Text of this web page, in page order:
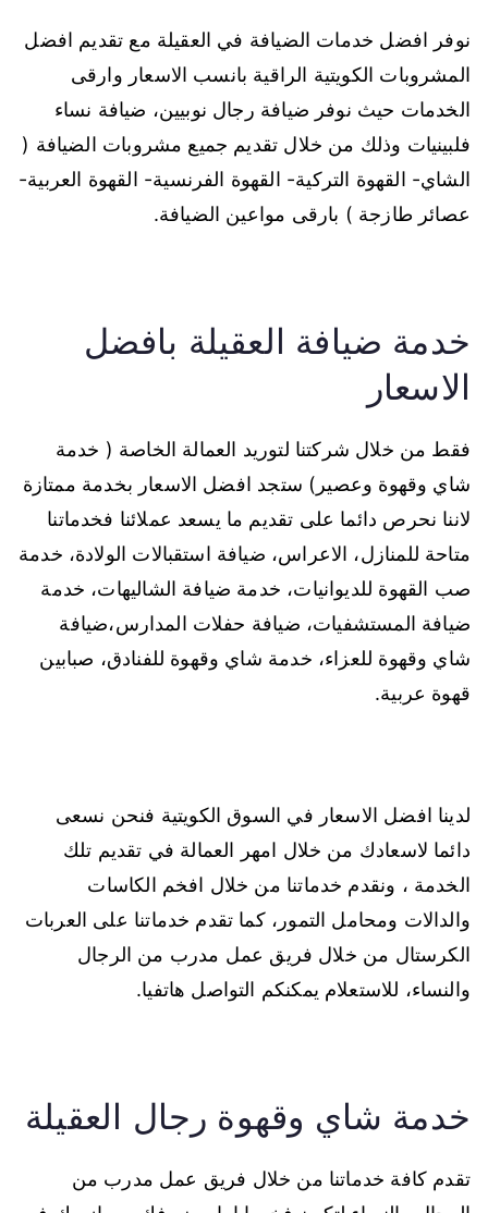
نوفر افضل خدمات الضيافة في العقيلة مع تقديم افضل
المشروبات الكويتية الراقية بانسب الاسعار وارقى
الخدمات حيث نوفر ضيافة رجال نوبيين، ضيافة نساء
فلبينيات وذلك من خلال تقديم جميع مشروبات الضيافة (
الشاي- القهوة التركية- القهوة الفرنسية- القهوة العربية-
عصائر طازجة ) بارقى مواعين الضيافة.
خدمة ضيافة العقيلة بافضل
الاسعار
فقط من خلال شركتنا لتوريد العمالة الخاصة ( خدمة
شاي وقهوة وعصير) ستجد افضل الاسعار بخدمة ممتازة
لاننا نحرص دائما على تقديم ما يسعد عملائنا فخدماتنا
متاحة للمنازل، الاعراس، ضيافة استقبالات الولادة، خدمة
صب القهوة للديوانيات، خدمة ضيافة الشاليهات، خدمة
ضيافة المستشفيات، ضيافة حفلات المدارس،ضيافة
شاي وقهوة للعزاء، خدمة شاي وقهوة للفنادق، صبابين
قهوة عربية.
لدينا افضل الاسعار في السوق الكويتية فنحن نسعى
دائما لاسعادك من خلال امهر العمالة في تقديم تلك
الخدمة ، ونقدم خدماتنا من خلال افخم الكاسات
والدالات ومحامل التمور، كما تقدم خدماتنا على العربات
الكرستال من خلال فريق عمل مدرب من الرجال
والنساء، للاستعلام يمكنكم التواصل هاتفيا.
خدمة شاي وقهوة رجال العقيلة
تقدم كافة خدماتنا من خلال فريق عمل مدرب من